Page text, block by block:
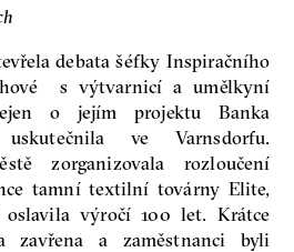
debata šéfky Inspiračního
s výtvarnicí a umělkyní
o jejím projektu Banka
ve Varnsdorfu.
zorganizovala rozloučení
tamní textilní továrny Elite,
výročí 100 let. Krátce
zavřena a zaměstnanci byli